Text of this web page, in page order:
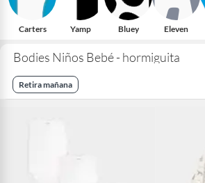
Carters Yamp Bluey Eleven
Bodies Niños Bebé - hormiguita
Retira mañana